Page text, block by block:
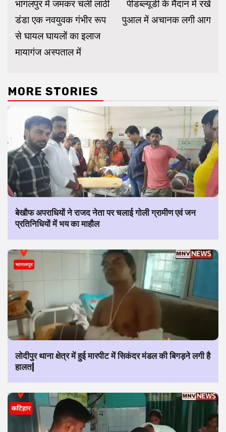
Reading
भागलपुर में जमकर चली लाठी
डंडा एक नवयुवक गंभीर रूप
से घायल घायलों का इलाज
मायागंज अस्पताल में
पीडब्ल्यूडी के मैदान में रखे
पुआल में अचानक लगी आग
MORE STORIES
बेखौफ अपराधियों ने राजद नेता पर चलाई गोली ग्रामीण एवं जन
प्रतिनिधियों में भय का माहौल
लोदीपुर थाना क्षेत्र में हुई मारपीट में सिकंदर मंडल की बिगड़ने लगी है
हालत|